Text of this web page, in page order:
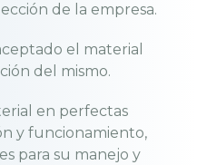
de la empresa.
el material
del mismo.
en perfectas
y funcionamiento,
para su manejo y